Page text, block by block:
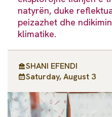
natyrën, duke
peizazhet dhe
klimatike.
SHANI EFENDI
Saturday, August 3